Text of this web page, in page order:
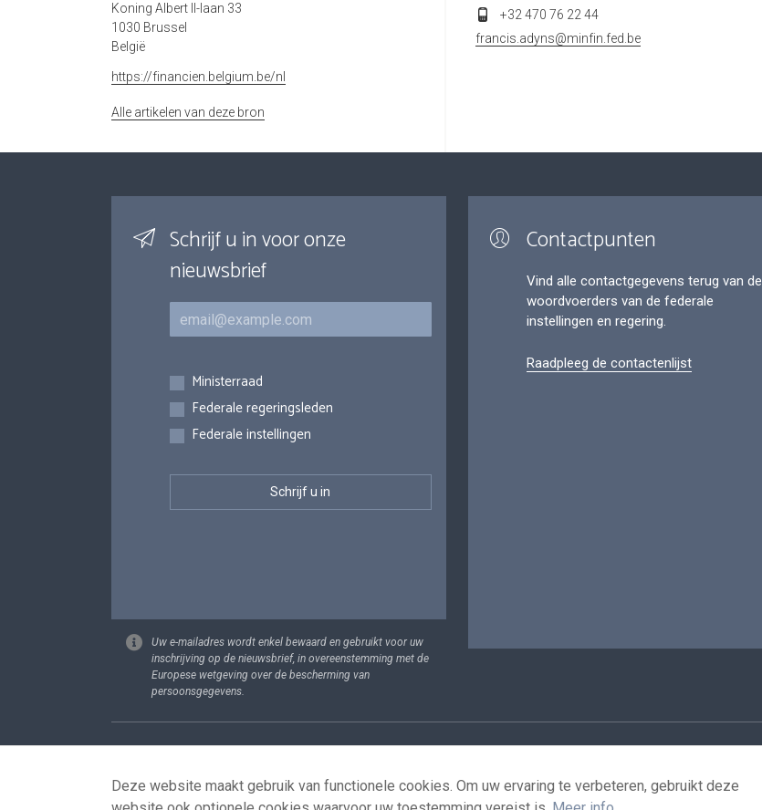
Koning Albert II-laan 33
1030 Brussel
België
https://financien.belgium.be/nl
Alle artikelen van deze bron
+32 470 76 22 44
francis.adyns@minfin.fed.be
Schrijf u in voor onze
nieuwsbrief
E-mail
Inschrijvingen
Ministerraad
Federale regeringsleden
Federale instellingen
Uw e-mailadres wordt enkel bewaard en gebruikt voor uw
inschrijving op de nieuwsbrief, in overeenstemming met de
Europese wetgeving over de bescherming van
persoonsgegevens.
Contactpunten
Vind alle contactgegevens terug van de
woordvoerders van de federale
instellingen en regering.
Raadpleeg de contactenlijst
Footer
Deze website maakt gebruik van functionele cookies. Om uw ervaring te verbeteren, gebruikt deze